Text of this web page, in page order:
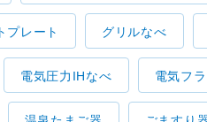
プレート グリルなべ
電気圧力IHなべ 電気フ